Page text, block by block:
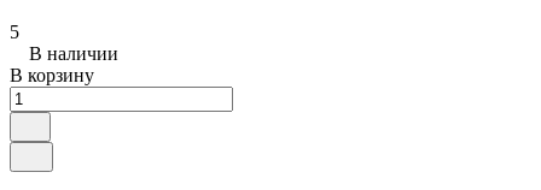
5
В наличии
В корзину